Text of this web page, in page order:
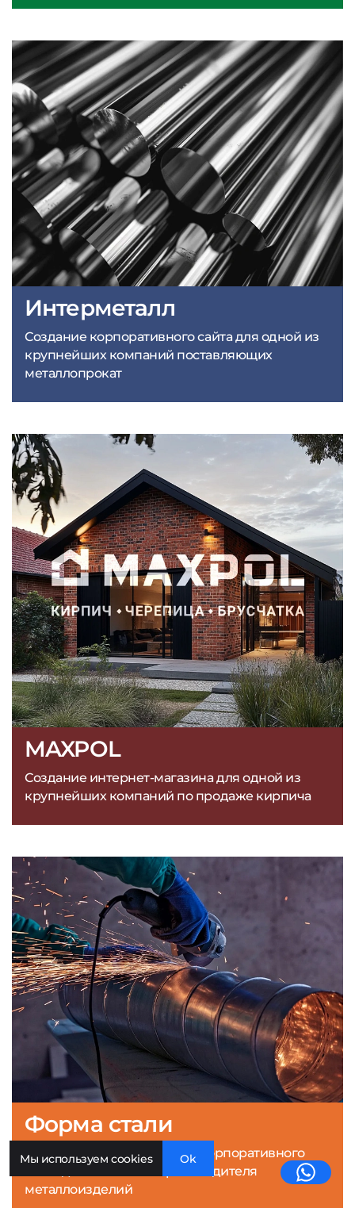
MAXPOL
Создание интернет-магазина для одной из
крупнейших компаний по продаже кирпича
Интерметалл
Создание корпоративного сайта для одной из
крупнейших компаний поставляющих
металлопрокат
Форма стали
Создание конверсионного корпоративного
сайта для компании-производителя
металлоизделий
Мы используем cookies Ok